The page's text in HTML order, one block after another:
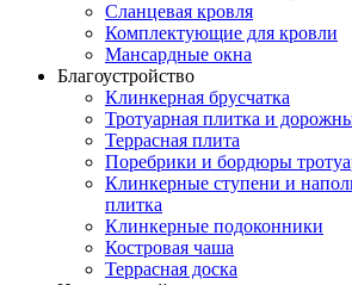
Сланцевая кровля
Комплектующие для кровли
Мансардные окна
Благоустройство
Клинкерная брусчатка
Тротуарная плитка и
Террасная плита
Поребрики и бордюры
Клинкерные ступени и
плитка
Клинкерные подоконники
Костровая чаша
Террасная доска